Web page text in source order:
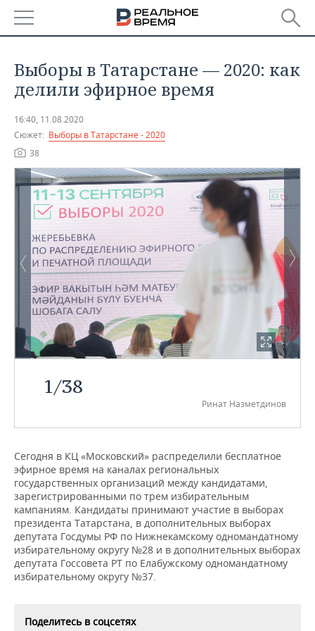
БАШКОРТОСТАН
ТАТАРСТАН
УДМУРТИЯ
НОВОСТИ
АНАЛИТИКА
НОВОСТИ АНАЛИТИКИ
ДЕКЛАРАЦИИ О ДОХОДАХ
КОРОЛИ ГОСЗАКАЗА ПФО
ВУЗЫ ТАТАРСТАНА
КОМУ ПРИНАДЛЕЖАТ
ТОРГОВЫЕ ЦЕНТРЫ
ТАТАРСТАНА
ЭКОНОМИКА
НОВОСТИ ЭКОНОМИКИ
ФИНАНСЫ
БАНКИ
БЮДЖЕТ
ИНВЕСТИЦИИ
ПРОМЫШЛЕННОСТЬ
НОВОСТИ
ПРОМЫШЛЕННОСТИ
АГРОПРОМ
МАШИНОСТРОЕНИЕ
НЕФТЕХИМИЯ
НЕФТЬ
НЕДВИЖИМОСТЬ
НОВОСТИ НЕДВИЖИМОСТИ
АВТО
НОВОСТИ АВТО
БИЗНЕС
НОВОСТИ БИЗНЕСА
РОЗНИЧНАЯ ТОРГОВЛЯ
ТЕХНОЛОГИИ
НОВОСТИ ТЕХНОЛОГИЙ
МЕРОПРИЯТИЯ
ONLINE-КОНФЕРЕНЦИИ
ОТКРЫТАЯ ЛЕКЦИЯ
ХОККЕЙ
БАСКЕТБОЛ
ВОЛЕЙБОЛ
КИБЕРСПОРТ
ВЛАСТЬ
ИНФРАСТРУКТУРА
ИСТОРИЯ
КУЛЬТУРА
СЮЖЕТЫ
СПРАВОЧНИК
СПИСОК ПЕРСОН
СПИСОК КОМПАНИЙ
ПОЛНАЯ ВЕРСИЯ
Выборы в Татарстане — 2020: как
делили эфирное время
16:40, 11.08.2020
Сюжет: Выборы в Татарстане - 2020
38
1/38
Ринат Назметдинов
Сегодня в КЦ «Московский» распределили бесплатное
эфирное время на каналах региональных
государственных организаций между кандидатами,
зарегистрированными по трем избирательным
кампаниям. Кандидаты принимают участие в выборах
президента Татарстана, в дополнительных выборах
депутата Госдумы РФ по Нижнекамскому одномандатному
избирательному округу №28 и в дополнительных выборах
депутата Госсовета РТ по Елабужскому одномандатному
избирательному округу №37.
Поделитесь в соцсетях